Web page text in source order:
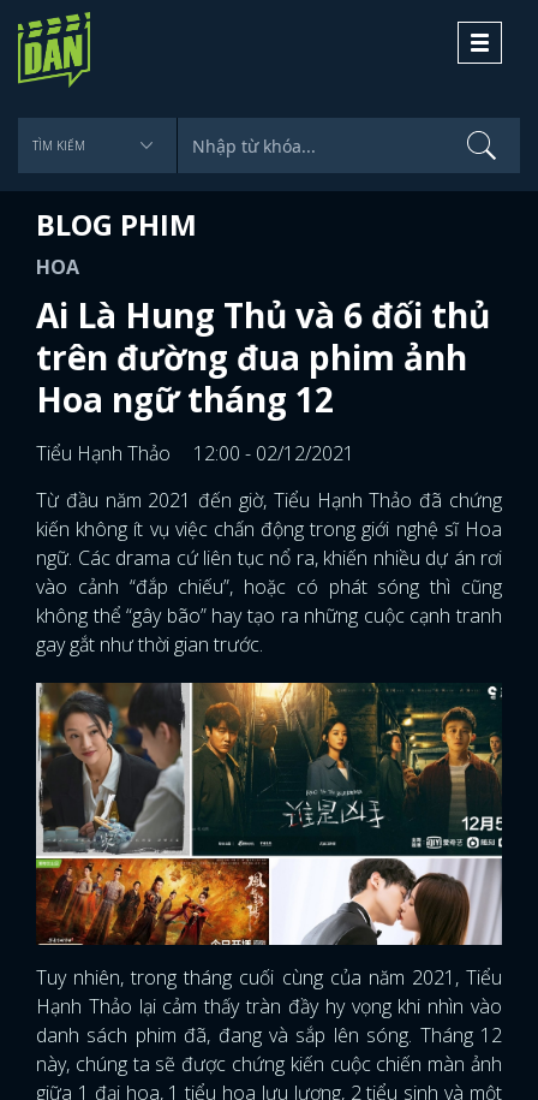
Toggle
BLOG PHIM
HOA
Ai Là Hung Thủ và 6 đối thủ
trên đường đua phim ảnh
Hoa ngữ tháng 12
Tiểu Hạnh Thảo
12:00 - 02/12/2021
Từ đầu năm 2021 đến giờ, Tiểu Hạnh Thảo đã chứng
kiến không ít vụ việc chấn động trong giới nghệ sĩ Hoa
ngữ. Các drama cứ liên tục nổ ra, khiến nhiều dự án rơi
vào cảnh “đắp chiếu”, hoặc có phát sóng thì cũng
không thể “gây bão” hay tạo ra những cuộc cạnh tranh
gay gắt như thời gian trước.
Tuy nhiên, trong tháng cuối cùng của năm 2021, Tiểu
Hạnh Thảo lại cảm thấy tràn đầy hy vọng khi nhìn vào
danh sách phim đã, đang và sắp lên sóng. Tháng 12
này, chúng ta sẽ được chứng kiến cuộc chiến màn ảnh
giữa 1 đại hoa, 1 tiểu hoa lưu lượng, 2 tiểu sinh và một